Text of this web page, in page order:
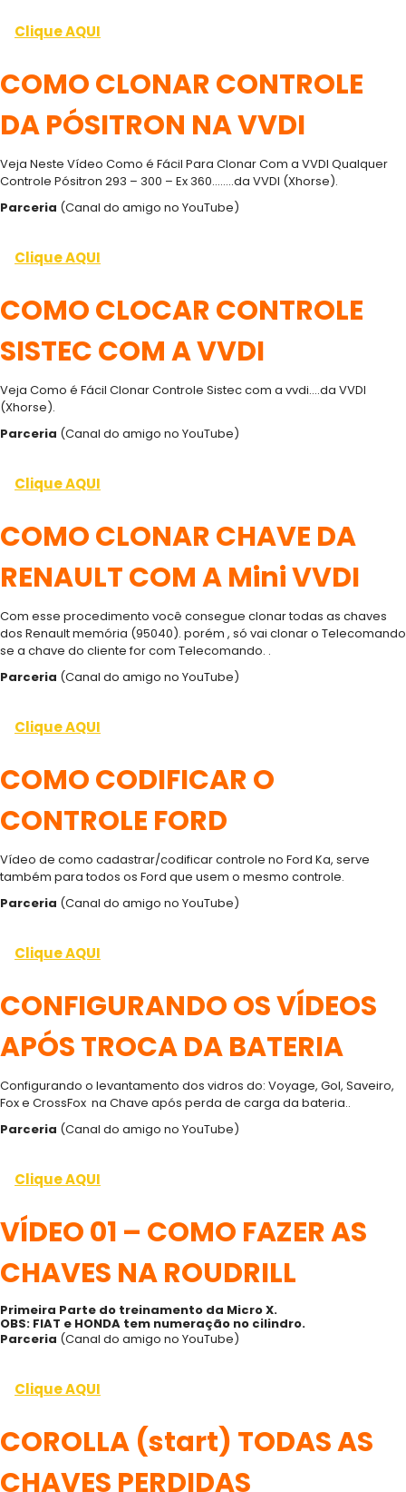
Clique AQUI
COMO CLONAR CONTROLE
DA PÓSITRON NA VVDI
Veja Neste Vídeo Como é Fácil Para Clonar Com a VVDI Qualquer
Controle Pósitron 293 – 300 – Ex 360……..da VVDI (Xhorse).
Parceria (Canal do amigo no YouTube)
Clique AQUI
COMO CLOCAR CONTROLE
SISTEC COM A VVDI
Veja Como é Fácil Clonar Controle Sistec com a vvdi….da VVDI
(Xhorse).
Parceria (Canal do amigo no YouTube)
Clique AQUI
COMO CLONAR CHAVE DA
RENAULT COM A Mini VVDI
Com esse procedimento você consegue clonar todas as chaves
dos Renault memória (95040). porém , só vai clonar o Telecomando
se a chave do cliente for com Telecomando. .
Parceria (Canal do amigo no YouTube)
Clique AQUI
COMO CODIFICAR O
CONTROLE FORD
Vídeo de como cadastrar/codificar controle no Ford Ka, serve
também para todos os Ford que usem o mesmo controle.
Parceria (Canal do amigo no YouTube)
Clique AQUI
CONFIGURANDO OS VÍDEOS
APÓS TROCA DA BATERIA
Configurando o levantamento dos vidros do: Voyage, Gol, Saveiro,
Fox e CrossFox na Chave após perda de carga da bateria..
Parceria (Canal do amigo no YouTube)
Clique AQUI
VÍDEO 01 – COMO FAZER AS
CHAVES NA ROUDRILL
Primeira Parte do treinamento da Micro X.
OBS: FIAT e HONDA tem numeração no cilindro.
Parceria (Canal do amigo no YouTube)
Clique AQUI
COROLLA (start) TODAS AS
CHAVES PERDIDAS